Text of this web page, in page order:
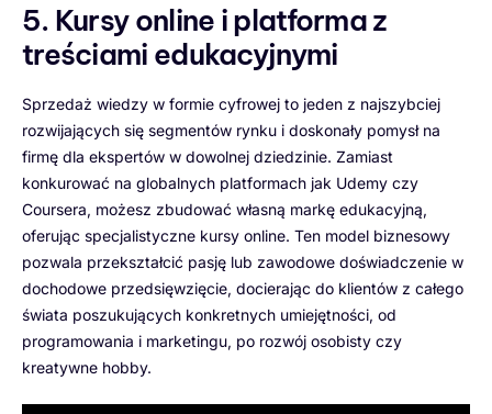
5. Kursy online i platforma z
treściami edukacyjnymi
Sprzedaż wiedzy w formie cyfrowej to jeden z najszybciej
rozwijających się segmentów rynku i doskonały pomysł na
firmę dla ekspertów w dowolnej dziedzinie. Zamiast
konkurować na globalnych platformach jak Udemy czy
Coursera, możesz zbudować własną markę edukacyjną,
oferując specjalistyczne kursy online. Ten model biznesowy
pozwala przekształcić pasję lub zawodowe doświadczenie w
dochodowe przedsięwzięcie, docierając do klientów z całego
świata poszukujących konkretnych umiejętności, od
programowania i marketingu, po rozwój osobisty czy
kreatywne hobby.